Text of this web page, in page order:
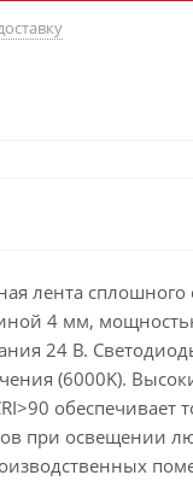
лента сплошного
4 мм,
24 В.
(6000K).
обеспечивает
при освещении